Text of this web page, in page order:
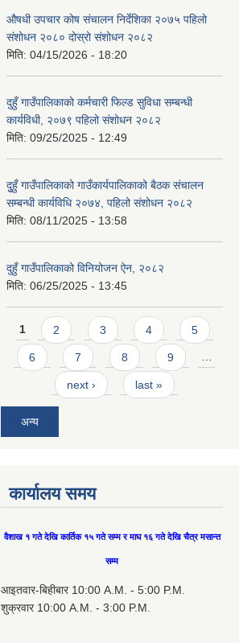
औषधी उपचार कोष संचालन निर्देशिका २०७५ पहिलो
संशोधन २०८० दोस्रो संशोधन २०८२
मिति: 04/15/2026 - 18:20
दुहुँ गाउँपालिकाको कर्मचारी फिल्ड सुविधा सम्बन्धी
कार्यविधी, २०७९ पहिलो संशोधन २०८२
मिति: 09/25/2025 - 12:49
दुुहुँ गाउँपालिकाको गाउँकार्यपालिकाको बैठक संचालन
सम्बन्धी कार्यविधि २०७४, पहिलो संशोधन २०८२
मिति: 08/11/2025 - 13:58
दुहुँ गाउँपालिकाको विनियोजन ऐन, २०८२
मिति: 06/25/2025 - 13:45
Pages
1 2 3 4 5
6 7 8 9 …
next › last »
अन्य
कार्यालय समय
वैशाख १ गते देखि कार्तिक १५ गते सम्म र माघ १६ गते देखि चैत्र मसान्त
सम्म
आइतवार-बिहीबार 10:00 A.M. - 5:00 P.M.
शुक्रवार 10:00 A.M. - 3:00 P.M.